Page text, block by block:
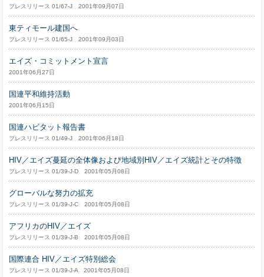
プレスリリース 01/67-J 2001年09月07日
東ティモール建国へ
プレスリリース 01/65-J 2001年09月03日
エイズ・コミットメント宣言
2001年06月27日
国連平和維持活動
2001年06月15日
国連ハビタット報告書
プレスリリース 01/49-J 2001年06月18日
HIV／エイズ蔓延の全体像および地域別HIV／エイズ統計とその特徴
プレスリリース 01/39-J-D 2001年05月08日
グローバルな努力の拡充
プレスリリース 01/39-J-C 2001年05月08日
アフリカのHIV／エイズ
プレスリリース 01/39-J-B 2001年05月08日
国際連合 HIV／エイズ特別総会
プレスリリース 01/39-J-A 2001年05月08日